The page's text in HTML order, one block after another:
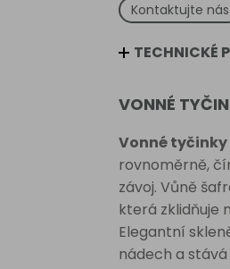
Kontaktujte nás
TECHNICKÉ
VONNÉ
Vonné
rovnoměrně,
závoj. Vůně
která zklidňuje
Elegantní
nádech a